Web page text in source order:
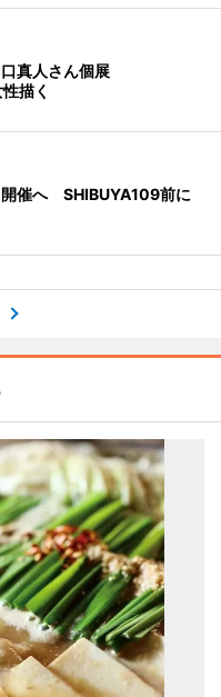
真人さん個展
描く
開催へ SHIBUYA109前に